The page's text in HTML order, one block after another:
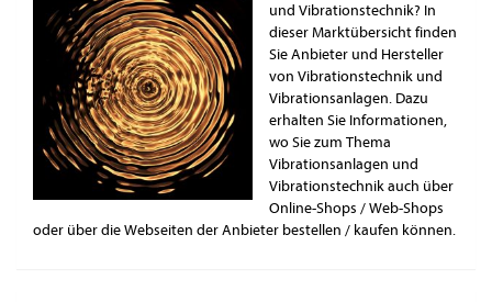
und Vibrationstechnik? In
dieser Marktübersicht finden
Sie Anbieter und Hersteller
von Vibrationstechnik und
Vibrationsanlagen. Dazu
erhalten Sie Informationen,
wo Sie zum Thema
Vibrationsanlagen und
Vibrationstechnik auch über
Online-Shops / Web-Shops
oder über die Webseiten der Anbieter bestellen / kaufen können.